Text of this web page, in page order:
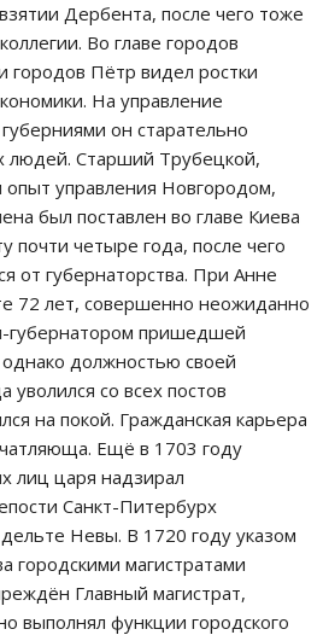
Дербента, после чего тоже
Во главе городов
городов Пётр видел ростки
На управление
он старательно
людей. Старший Трубецкой,
управления Новгородом,
был поставлен во главе Киева
почти четыре года, после чего
от губернаторства. При Анне
72 лет, совершенно неожиданно
губернатором пришедшей
должностью своей
уволился со всех постов
на покой. Гражданская карьера
Ещё в 1703 году
лиц царя надзирал
Санкт-Питербурх
Невы. В 1720 году указом
городскими магистратами
Главный магистрат,
выполнял функции городского